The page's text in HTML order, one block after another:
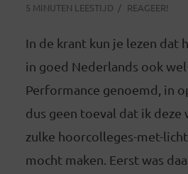
5 MINUTEN LEESTIJD
REAGEER!
In de krant kun je lezen dat
in goed Nederlands ook
Performance genoemd, in
dus geen toeval dat ik deze
zulke hoorcolleges-met-
mocht maken. Eerst was